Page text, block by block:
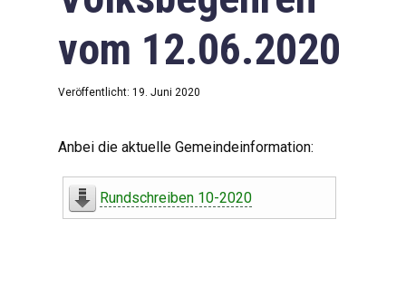
vom 12.06.2020
Veröffentlicht: 19. Juni 2020
Anbei die aktuelle Gemeindeinformation:
Rundschreiben 10-2020